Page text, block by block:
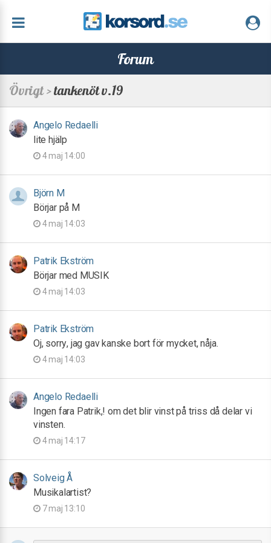
Forum
Övrigt >tankenöt v.19
Angelo Redaelli
lite hjälp
4 maj 14:00
Björn M
Börjar på M
4 maj 14:03
Patrik Ekström
Börjar med MUSIK
4 maj 14:03
Patrik Ekström
Oj, sorry, jag gav kanske bort för mycket, nåja.
4 maj 14:03
Angelo Redaelli
Ingen fara Patrik,! om det blir vinst på triss då delar vi
vinsten.
4 maj 14:17
Solveig Å
Musikalartist?
7 maj 13:10